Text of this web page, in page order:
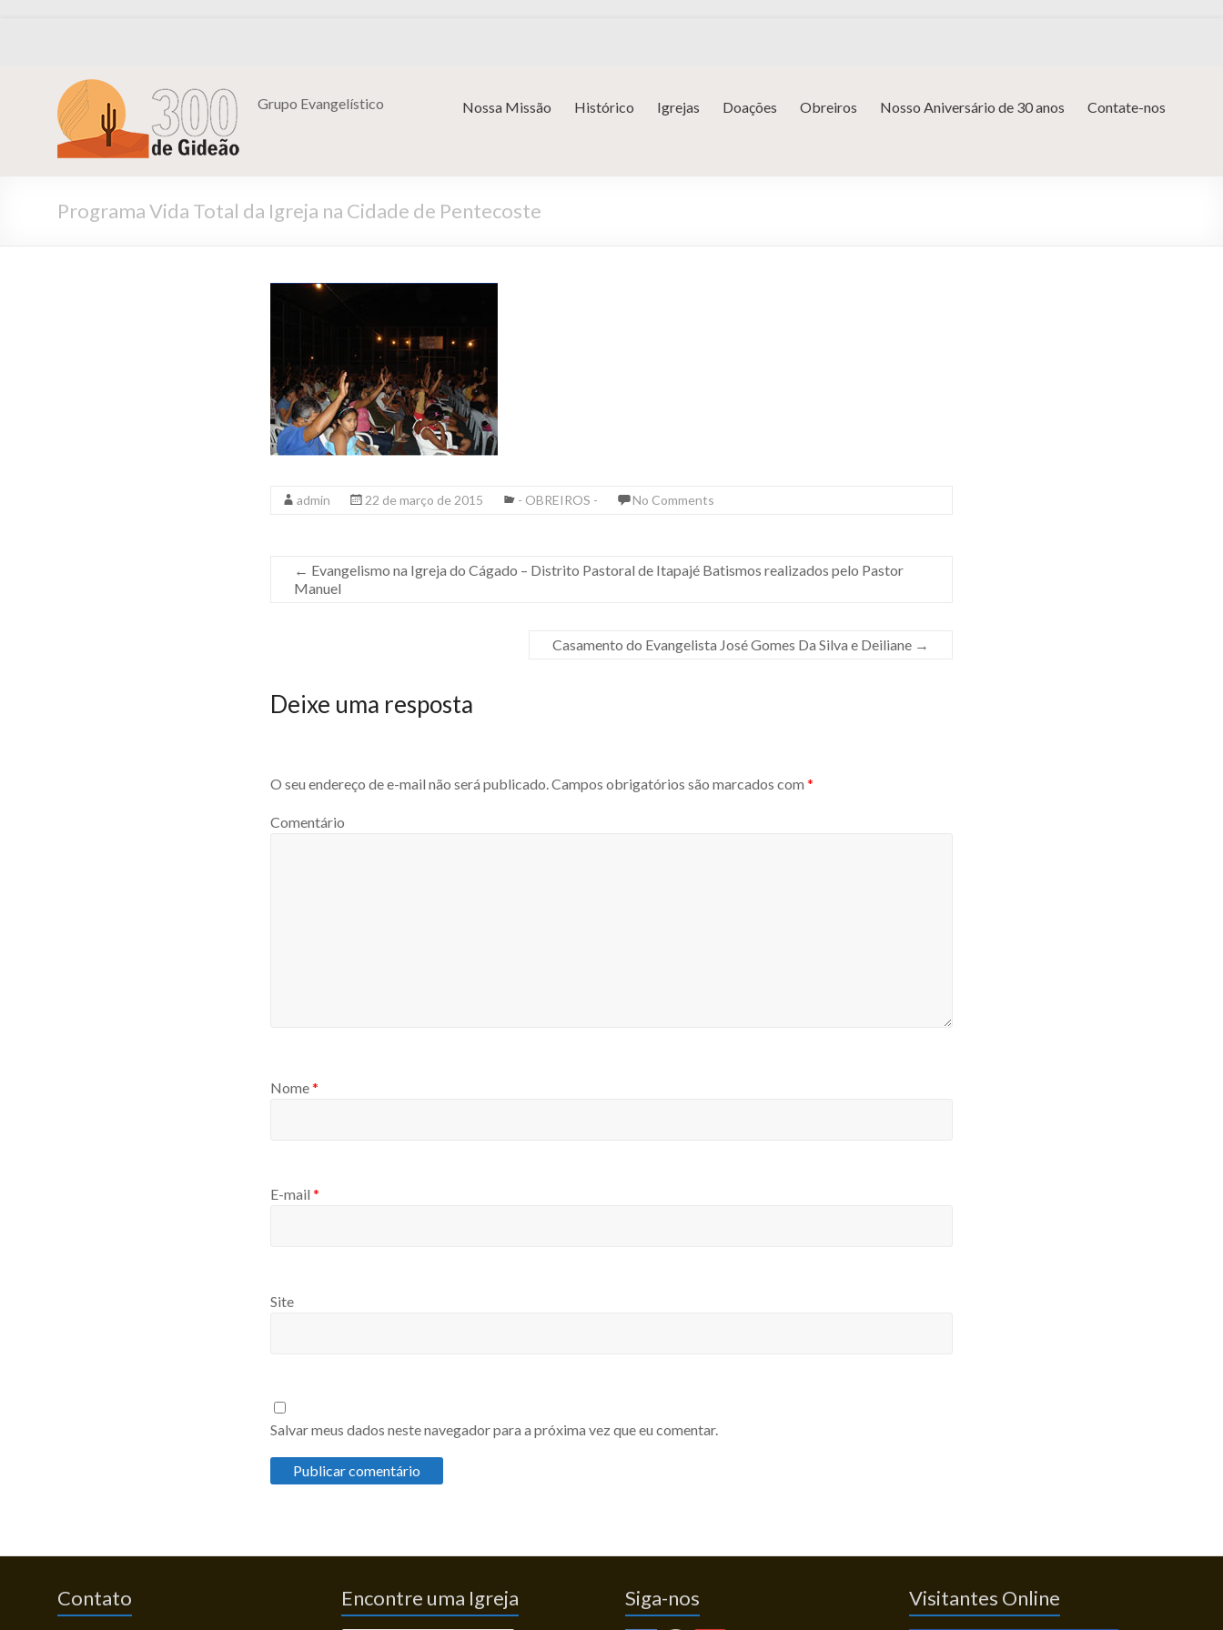
Grupo Evangelístico Nossa Missão Histórico Igrejas Doações Obreiros Nosso Aniversário de 30 anos Contate-nos
Programa Vida Total da Igreja na Cidade de Pentecoste
admin 22 de março de 2015 - OBREIROS - No Comments
← Evangelismo na Igreja do Cágado – Distrito Pastoral de Itapajé Batismos realizados pelo Pastor
Manuel
Casamento do Evangelista José Gomes Da Silva e Deiliane →
Deixe uma resposta
O seu endereço de e-mail não será publicado.Campos obrigatórios são marcados com *
Comentário
Nome*
E-mail *
Site
Salvar meus dados neste navegador para a próxima vez que eu comentar.
Contato Encontre uma Igreja Siga-nos Visitantes Online